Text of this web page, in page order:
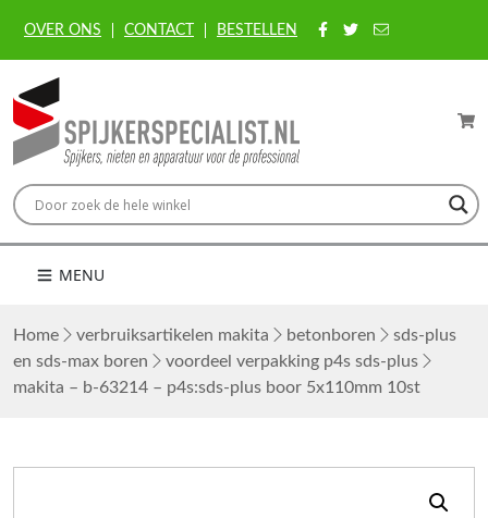
OVER ONS CONTACT BESTELLEN
MENU
Home verbruiksartikelen makita betonboren
sds-plus
en sds-max boren
voordeel verpakking p4s sds-plus
makita – b-63214 – p4s:sds-plus boor 5x110mm 10st